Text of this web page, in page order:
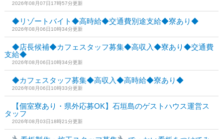
2026年08月07日17時57分更新
◆リゾートバイト◆高時給◆交通費別途支給◆寮あり◆
2026年08月06日10時34分更新
◆店長候補◆カフェスタッフ募集◆高収入◆寮あり◆交通費
支給◆
2026年08月06日10時34分更新
◆カフェスタッフ募集◆高収入◆高時給◆寮あり◆
2026年08月06日10時33分更新
【個室寮あり・県外応募OK】石垣島のゲストハウス運営ス
タッフ
2026年08月03日18時21分更新